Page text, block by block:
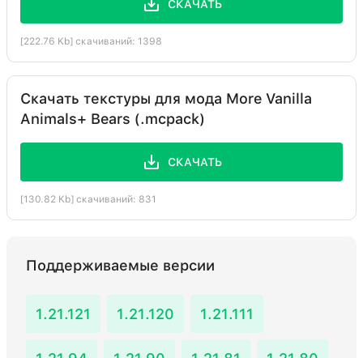
СКАЧАТЬ
[222.76 Kb] скачиваний: 1398
Скачать текстуры для мода More Vanilla
Animals+ Bears (.mcpack)
СКАЧАТЬ
[130.82 Kb] скачиваний: 831
Поддерживаемые версии
1.21.121 1.21.120 1.21.111